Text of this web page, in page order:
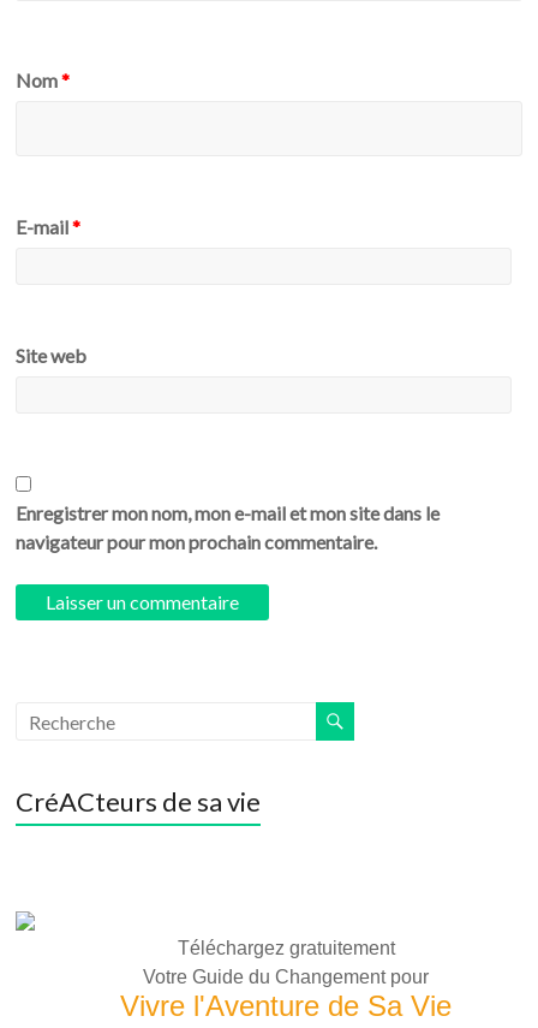
Nom*
E-mail*
Site web
Enregistrer mon nom, mon e-mail et mon site dans le
navigateur pour mon prochain commentaire.
CréACteurs de sa vie
Téléchargez gratuitement
Votre Guide du Changement pour
Vivre l'Aventure de Sa Vie